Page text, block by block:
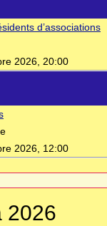
d’associations
2026, 20:00
2026, 12:00
2026